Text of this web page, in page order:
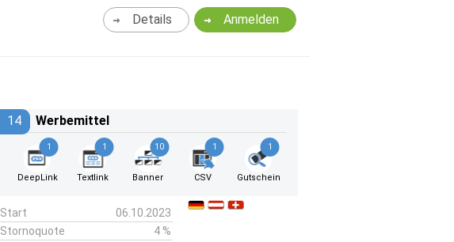
Anmelden
Details
14 Werbemittel
1
DeepLink
1
Textlink
10
Banner
1
CSV
1
Gutschein
Start
06.10.2023
Stornoquote
4 %